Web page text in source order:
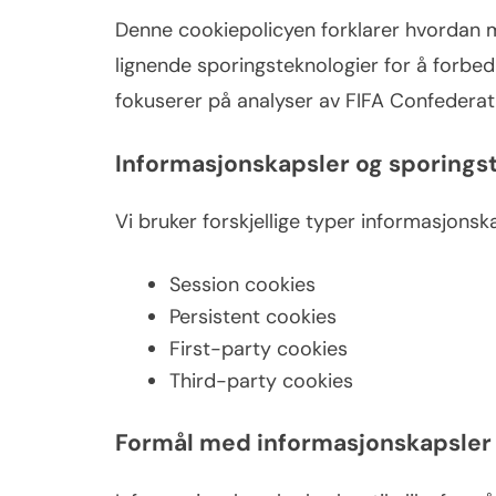
Denne cookiepolicyen forklarer hvordan
lignende sporingsteknologier for å
fokuserer på analyser av FIFA
Informasjonskapsler og
Vi bruker forskjellige typer
Session cookies
Persistent cookies
First-party cookies
Third-party cookies
Formål med informasjonskapsler